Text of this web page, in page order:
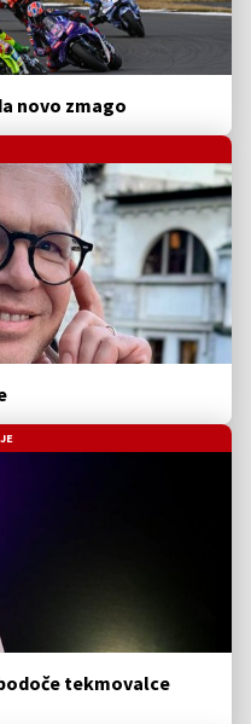
novo zmago
tekmovalce